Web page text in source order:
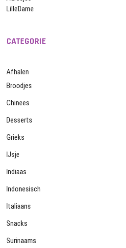
LilleDame
CATEGORIE
Afhalen
Broodjes
Chinees
Desserts
Grieks
IJsje
Indiaas
Indonesisch
Italiaans
Snacks
Surinaams